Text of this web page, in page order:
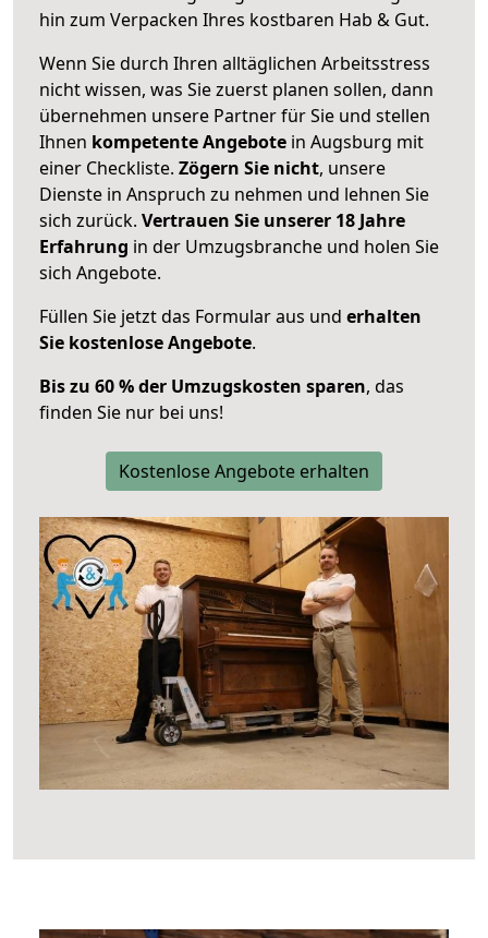
hin zum Verpacken Ihres kostbaren Hab & Gut.
Wenn Sie durch Ihren alltäglichen Arbeitsstress
nicht wissen, was Sie zuerst planen sollen, dann
übernehmen unsere Partner für Sie und stellen
Ihnen kompetente Angebote in Augsburg mit
einer Checkliste. Zögern Sie nicht, unsere
Dienste in Anspruch zu nehmen und lehnen Sie
sich zurück. Vertrauen Sie unserer 18 Jahre
Erfahrung in der Umzugsbranche und holen Sie
sich Angebote.
Füllen Sie jetzt das Formular aus und erhalten
Sie kostenlose Angebote.
Bis zu 60 % der Umzugskosten sparen, das
finden Sie nur bei uns!
Kostenlose Angebote erhalten